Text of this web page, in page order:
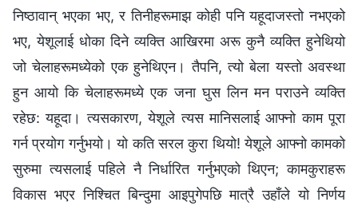
निष्ठावान् भएका भए, र तिनीहरूमाझ कोही पनि यहूदाजस्तो नभएको
भए, येशूलाई धोका दिने व्यक्ति आखिरमा अरू कुनै व्यक्ति हुनेथियो
जो चेलाहरूमध्येको एक हुनेथिएन। तैपनि, त्यो बेला यस्तो अवस्था
हुन आयो कि चेलाहरूमध्ये एक जना घुस लिन मन पराउने व्यक्ति
रहेछ: यहूदा। त्यसकारण, येशूले त्यस मानिसलाई आफ्नो काम पूरा
गर्न प्रयोग गर्नुभयो। यो कति सरल कुरा थियो! येशूले आफ्नो कामको
सुरुमा त्यसलाई पहिले नै निर्धारित गर्नुभएको थिएन; कामकुराहरू
विकास भएर निश्‍चित बिन्दुमा आइपुगेपछि मात्रै उहाँले यो निर्णय